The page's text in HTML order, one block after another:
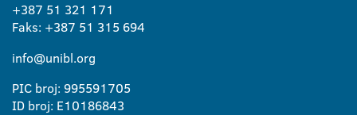
+387 51 321 171
Faks: +387 51 315 694
info@unibl.org
PIC broj: 995591705
ID broj: E10186843